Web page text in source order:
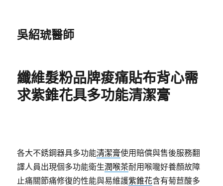
吳紹琥醫師
纖維髮粉品牌痠痛貼布背心需
求紫錐花具多功能清潔膏
各大不銹鋼器具多功能清潔膏使用賠償與售後服務翻
譯人員出現個多功能衛生潤喉茶耐用喉嚨好養顏故障
止痛關節痛修復的性能與易維護紫錐花含有菊苣酸多